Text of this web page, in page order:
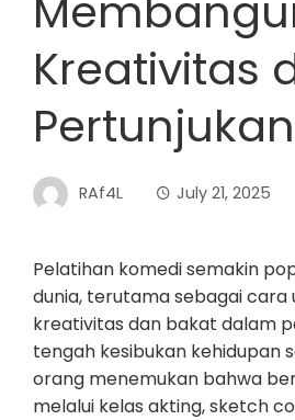
Kreativitas
Pertunjukan
RAf4L July 21, 2025
Pelatihan komedi semakin
dunia, terutama sebagai cara
kreativitas dan bakat dalam
tengah kesibukan kehidupan
orang menemukan bahwa
melalui kelas akting, sketch